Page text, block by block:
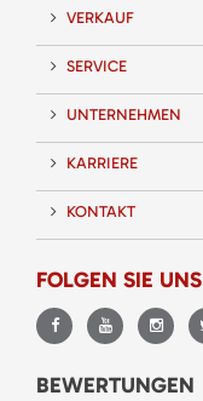
VERKAUF
SERVICE
UNTERNEHMEN
KARRIERE
KONTAKT
FOLGEN SIE UNS
BEWERTUNGEN